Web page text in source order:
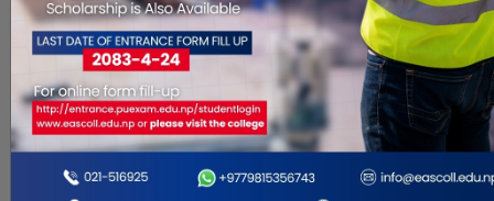
नगरपालिकाले प्याराग्गाइडिङ उडान
सञ्चालनको तयारी गरेको हो ।
नगरपालिकाले बृहत् पर्यटन विकासलाई
अगाडि बढाएर आर्थिक समृद्धि हासिल गर्न र
बेलका क्षेत्रमा वार्षिक ५० हजारभन्दा पर्यटक
भित्र्याउन प्याराग्गाइड. . .